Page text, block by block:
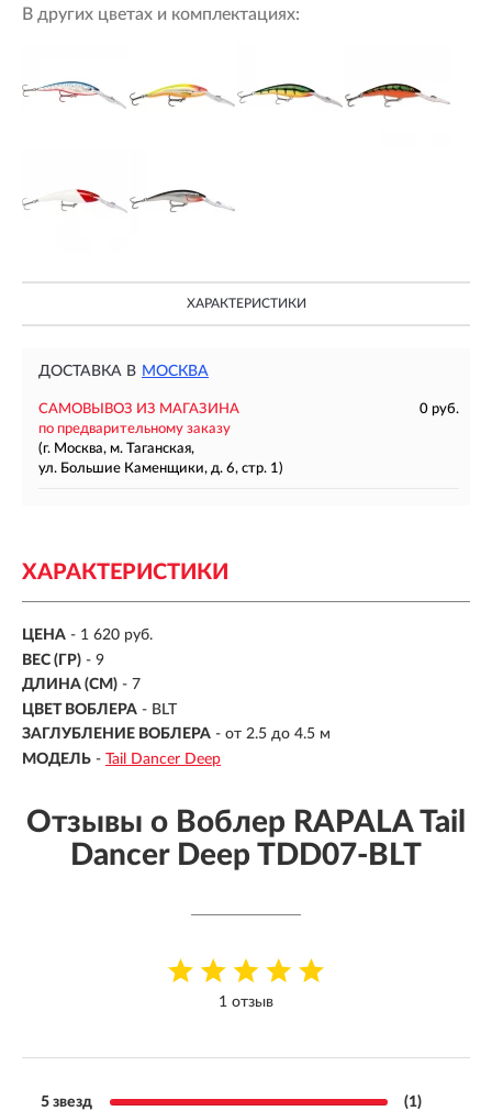
В других цветах и комплектациях:
ХАРАКТЕРИСТИКИ
ДОСТАВКА В МОСКВА
САМОВЫВОЗ ИЗ МАГАЗИНА
0 руб.
по предварительному заказу
(г. Москва, м. Таганская,
ул. Большие Каменщики, д. 6, стр. 1)
ХАРАКТЕРИСТИКИ
ЦЕНА - 1 620 руб.
ВЕС (ГР) - 9
ДЛИНА (СМ) - 7
ЦВЕТ ВОБЛЕРА - BLT
ЗАГЛУБЛЕНИЕ ВОБЛЕРА - от 2.5 до 4.5 м
МОДЕЛЬ - Tail Dancer Deep
Отзывы о Воблер RAPALA Tail
Dancer Deep TDD07-BLT
1 отзыв
5 звезд
(1)